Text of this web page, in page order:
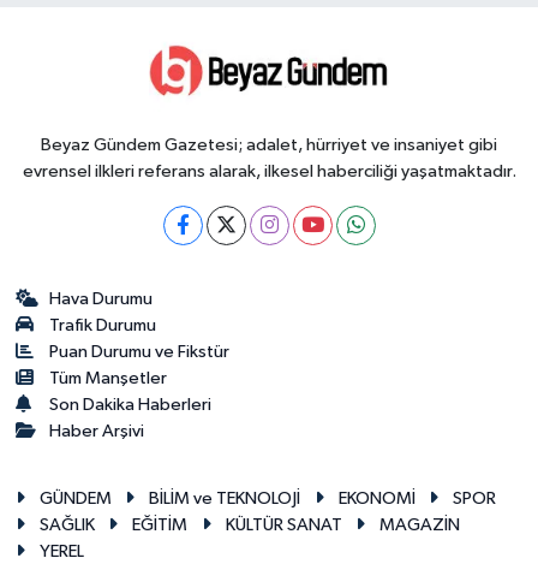
Beyaz Gündem Gazetesi; adalet, hürriyet ve insaniyet gibi
evrensel ilkleri referans alarak, ilkesel haberciliği yaşatmaktadır.
Hava Durumu
Trafik Durumu
Puan Durumu ve Fikstür
Tüm Manşetler
Son Dakika Haberleri
Haber Arşivi
GÜNDEM BİLİM ve TEKNOLOJİ EKONOMİ
SPOR
SAĞLIK
EĞİTİM KÜLTÜR SANAT
MAGAZİN
YEREL